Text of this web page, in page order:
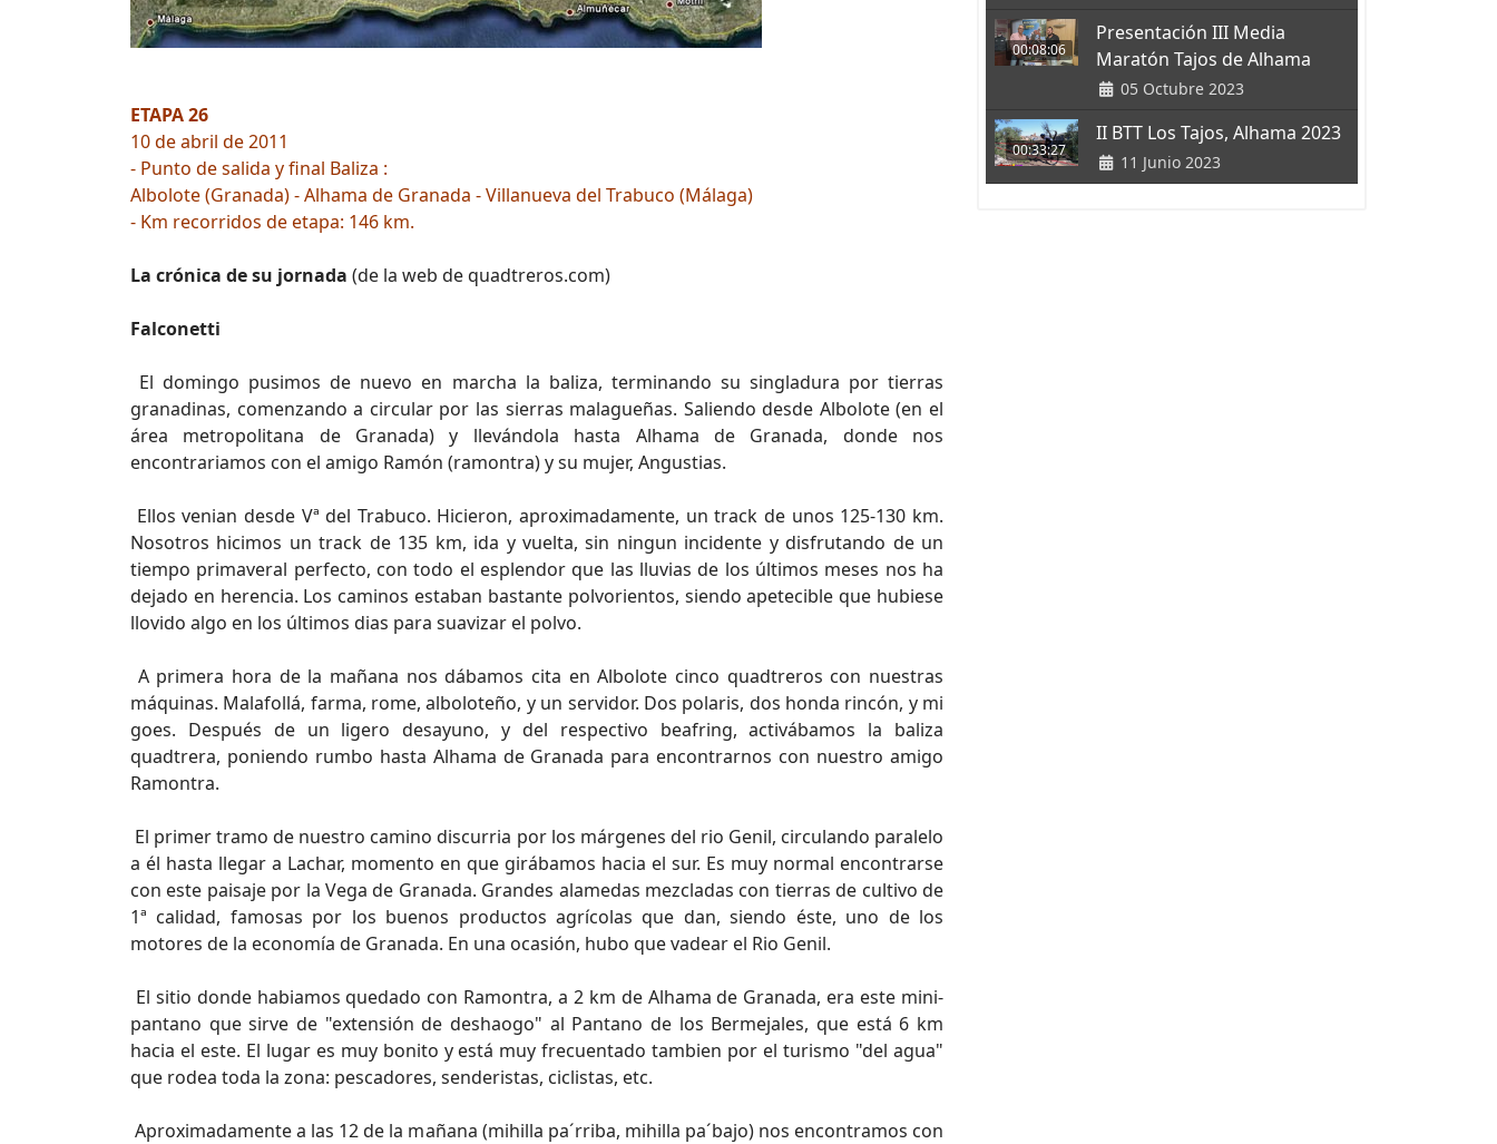
ETAPA 26
10 de abril de 2011
- Punto de salida y final Baliza :
Albolote (Granada) - Alhama de Granada - Villanueva del Trabuco (Málaga)
- Km recorridos de etapa: 146 km.
La crónica de su jornada (de la web de quadtreros.com)
Falconetti
El domingo pusimos de nuevo en marcha la baliza, terminando su singladura por tierras
granadinas, comenzando a circular por las sierras malagueñas. Saliendo desde Albolote (en el
área metropolitana de Granada) y llevándola hasta Alhama de Granada, donde nos
encontrariamos con el amigo Ramón (ramontra) y su mujer, Angustias.
Ellos venian desde Vª del Trabuco. Hicieron, aproximadamente, un track de unos 125-130 km.
Nosotros hicimos un track de 135 km, ida y vuelta, sin ningun incidente y disfrutando de un
tiempo primaveral perfecto, con todo el esplendor que las lluvias de los últimos meses nos ha
dejado en herencia. Los caminos estaban bastante polvorientos, siendo apetecible que hubiese
llovido algo en los últimos dias para suavizar el polvo.
A primera hora de la mañana nos dábamos cita en Albolote cinco quadtreros con nuestras
máquinas. Malafollá, farma, rome, alboloteño, y un servidor. Dos polaris, dos honda rincón, y mi
goes. Después de un ligero desayuno, y del respectivo beafring, activábamos la baliza
quadtrera, poniendo rumbo hasta Alhama de Granada para encontrarnos con nuestro amigo
Ramontra.
El primer tramo de nuestro camino discurria por los márgenes del rio Genil, circulando paralelo
a él hasta llegar a Lachar, momento en que girábamos hacia el sur. Es muy normal encontrarse
con este paisaje por la Vega de Granada. Grandes alamedas mezcladas con tierras de cultivo de
1ª calidad, famosas por los buenos productos agrícolas que dan, siendo éste, uno de los
motores de la economía de Granada. En una ocasión, hubo que vadear el Rio Genil.
El sitio donde habiamos quedado con Ramontra, a 2 km de Alhama de Granada, era este mini-
pantano que sirve de "extensión de deshaogo" al Pantano de los Bermejales, que está 6 km
hacia el este. El lugar es muy bonito y está muy frecuentado tambien por el turismo "del agua"
que rodea toda la zona: pescadores, senderistas, ciclistas, etc.
Aproximadamente a las 12 de la mañana (mihilla pa´rriba, mihilla pa´bajo) nos encontramos con
00:08:06
Presentación III Media
Maratón Tajos de Alhama
05 Octubre 2023
00:33:27
II BTT Los Tajos, Alhama 2023
11 Junio 2023